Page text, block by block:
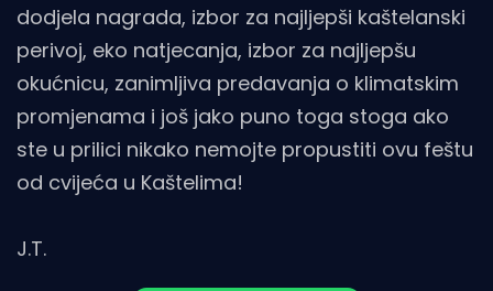
dodjela nagrada, izbor za najljepši kaštelanski
perivoj, eko natjecanja, izbor za najljepšu
okućnicu, zanimljiva predavanja o klimatskim
promjenama i još jako puno toga stoga ako
ste u prilici nikako nemojte propustiti ovu feštu
od cvijeća u Kaštelima!
J.T.